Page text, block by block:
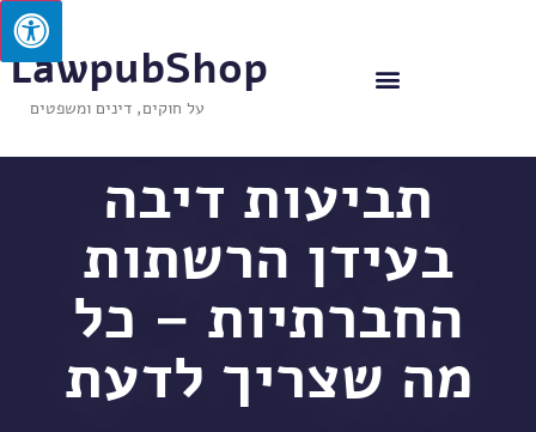
LawpubShop
על חוקים, דינים ומשפטים
תביעות דיבה
בעידן הרשתות
החברתיות – כל
מה שצריך לדעת